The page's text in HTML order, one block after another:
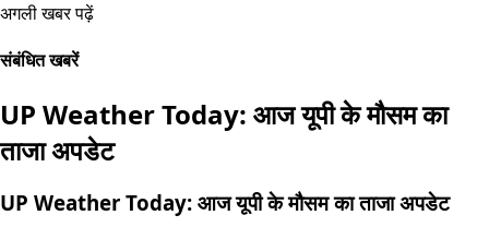
अगली खबर पढ़ें
संबंधित खबरें
UP Weather Today: आज यूपी के मौसम का
ताजा अपडेट
UP Weather Today: आज यूपी के मौसम का ताजा अपडेट